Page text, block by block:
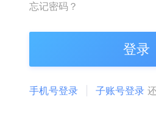
忘记密码？
登录
手机号登录 子账号登录